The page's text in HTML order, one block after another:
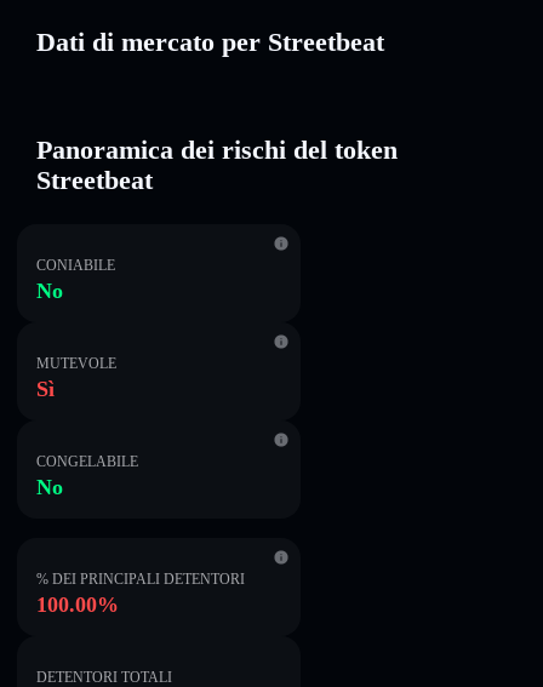
Dati di mercato per Streetbeat
Panoramica dei rischi del token
Streetbeat
CONIABILE
No
MUTEVOLE
Sì
CONGELABILE
No
% DEI PRINCIPALI DETENTORI
100.00%
DETENTORI TOTALI